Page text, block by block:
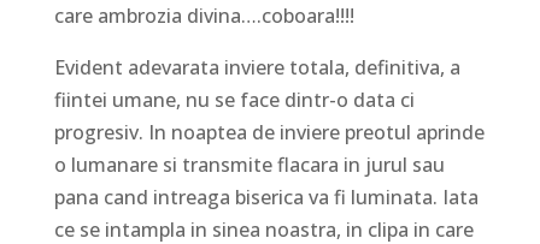
care ambrozia divina….coboara!!!!
Evident adevarata inviere totala, definitiva, a
fiintei umane, nu se face dintr-o data ci
progresiv. In noaptea de inviere preotul aprinde
o lumanare si transmite flacara in jurul sau
pana cand intreaga biserica va fi luminata. Iata
ce se intampla in sinea noastra, in clipa in care